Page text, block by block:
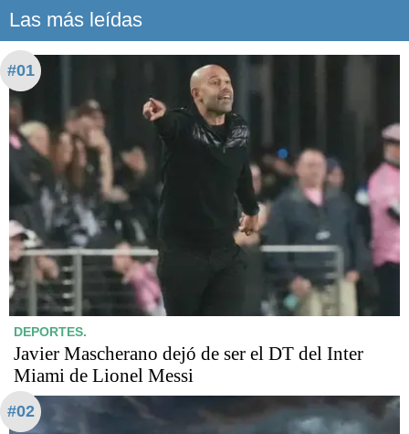
Las más leídas
#01
DEPORTES.
Javier Mascherano dejó de ser el DT del Inter
Miami de Lionel Messi
#02